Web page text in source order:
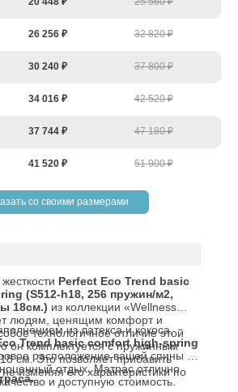
26 256 ₽ 32 820 ₽
30 240 ₽ 37 800 ₽
34 016 ₽ 42 520 ₽
37 744 ₽ 47 180 ₽
41 520 ₽ 51 900 ₽
со своими размерами
Perfect Eco Trend basic
(S512-h18, 256 пружин/м2,
18см.) из коллекции «Wellness
людям, ценящим комфорт и
технологичное отличие этой
он комплектуется с пружинным
см. Это позволяет прибавить
изменяя его характеристики по
из латекса и кокоса,
Trend basic comfort high-spring
расположение вашей спины во
отдых. Матрас отлично
и доступную стоимость.